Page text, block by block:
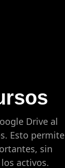
Drive al
Esto permite
sin
activos.